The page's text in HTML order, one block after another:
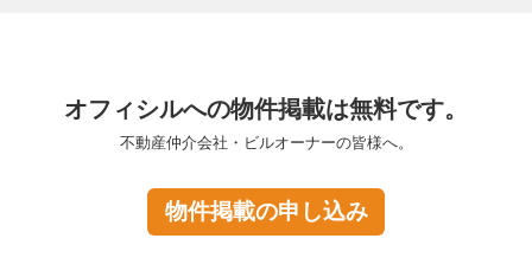
オフィシルへの物件掲載は無料です。
不動産仲介会社・ビルオーナーの皆様へ。
物件掲載の申し込み